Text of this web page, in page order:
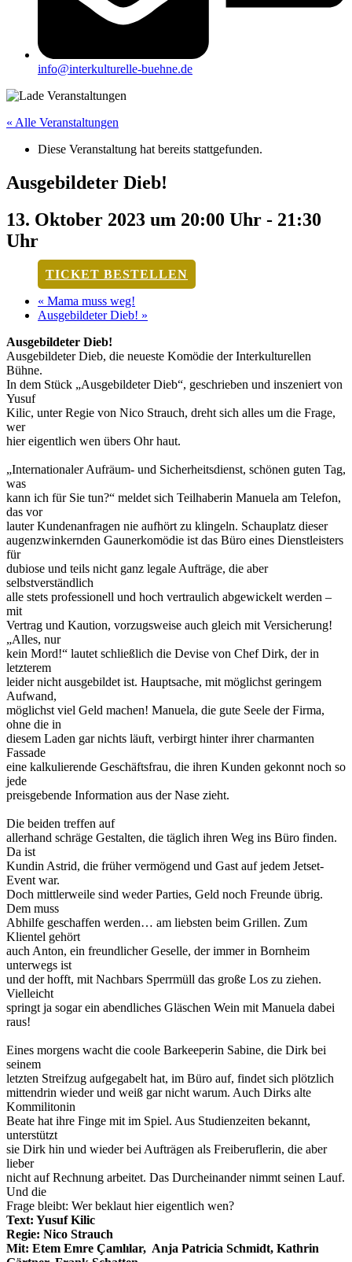
info@interkulturelle-buehne.de
« Alle Veranstaltungen
Diese Veranstaltung hat bereits stattgefunden.
Ausgebildeter Dieb!
13. Oktober 2023 um 20:00 Uhr - 21:30
Uhr
TICKET BESTELLEN
« Mama muss weg!
Ausgebildeter Dieb! »
Ausgebildeter Dieb!
Ausgebildeter Dieb, die neueste Komödie der Interkulturellen
Bühne.
In dem Stück „Ausgebildeter Dieb“, geschrieben und inszeniert von
Yusuf
Kilic, unter Regie von Nico Strauch, dreht sich alles um die Frage,
wer
hier eigentlich wen übers Ohr haut.
„Internationaler Aufräum- und Sicherheitsdienst, schönen guten Tag,
was
kann ich für Sie tun?“ meldet sich Teilhaberin Manuela am Telefon,
das vor
lauter Kundenanfragen nie aufhört zu klingeln. Schauplatz dieser
augenzwinkernden Gaunerkomödie ist das Büro eines Dienstleisters
für
dubiose und teils nicht ganz legale Aufträge, die aber
selbstverständlich
alle stets professionell und hoch vertraulich abgewickelt werden –
mit
Vertrag und Kaution, vorzugsweise auch gleich mit Versicherung!
„Alles, nur
kein Mord!“ lautet schließlich die Devise von Chef Dirk, der in
letzterem
leider nicht ausgebildet ist. Hauptsache, mit möglichst geringem
Aufwand,
möglichst viel Geld machen! Manuela, die gute Seele der Firma,
ohne die in
diesem Laden gar nichts läuft, verbirgt hinter ihrer charmanten
Fassade
eine kalkulierende Geschäftsfrau, die ihren Kunden gekonnt noch so
jede
preisgebende Information aus der Nase zieht.
Die beiden treffen auf
allerhand schräge Gestalten, die täglich ihren Weg ins Büro finden.
Da ist
Kundin Astrid, die früher vermögend und Gast auf jedem Jetset-
Event war.
Doch mittlerweile sind weder Parties, Geld noch Freunde übrig.
Dem muss
Abhilfe geschaffen werden… am liebsten beim Grillen. Zum
Klientel gehört
auch Anton, ein freundlicher Geselle, der immer in Bornheim
unterwegs ist
und der hofft, mit Nachbars Sperrmüll das große Los zu ziehen.
Vielleicht
springt ja sogar ein abendliches Gläschen Wein mit Manuela dabei
raus!
Eines morgens wacht die coole Barkeeperin Sabine, die Dirk bei
seinem
letzten Streifzug aufgegabelt hat, im Büro auf, findet sich plötzlich
mittendrin wieder und weiß gar nicht warum. Auch Dirks alte
Kommilitonin
Beate hat ihre Finge mit im Spiel. Aus Studienzeiten bekannt,
unterstützt
sie Dirk hin und wieder bei Aufträgen als Freiberuflerin, die aber
lieber
nicht auf Rechnung arbeitet. Das Durcheinander nimmt seinen Lauf.
Und die
Frage bleibt: Wer beklaut hier eigentlich wen?
Text: Yusuf Kilic
Regie: Nico Strauch
Mit: Etem Emre Çamlılar, Anja Patricia Schmidt, Kathrin